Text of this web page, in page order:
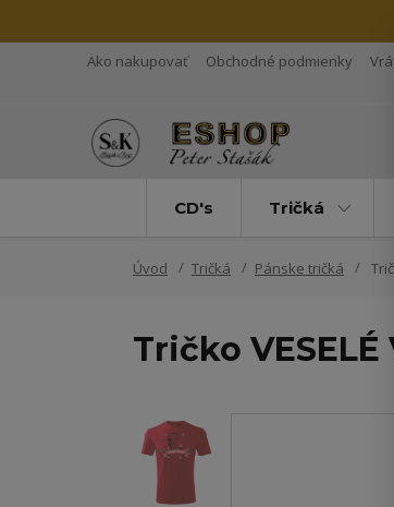
Ako nakupovať Obchodné podmienky
CD's Tričká
Úvod Tričká Pánske tričká
Tričko VESELÉ